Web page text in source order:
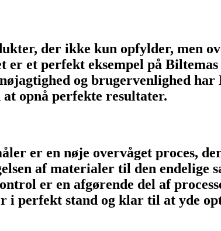
der ikke kun opfylder, men
er et perfekt eksempel på
og brugervenlighed
opnå perfekte resultater.
er en nøje overvåget proces,
af materialer til den endelige
er en afgørende del af
i perfekt stand og klar til at yde